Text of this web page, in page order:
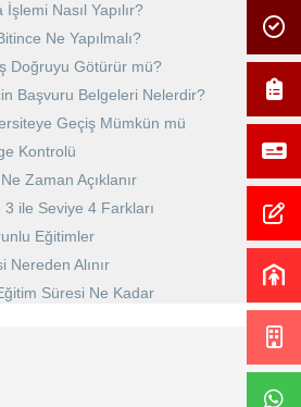
Nasıl Yapılır?
Ne Yapılmalı?
Doğruyu Götürür mü?
Başvuru Belgeleri Nelerdir?
Geçiş Mümkün mü
Kontrolü
Zaman Açıklanır
3 ile Seviye 4 Farkları
Eğitimler
Nereden Alınır
Süresi Ne Kadar